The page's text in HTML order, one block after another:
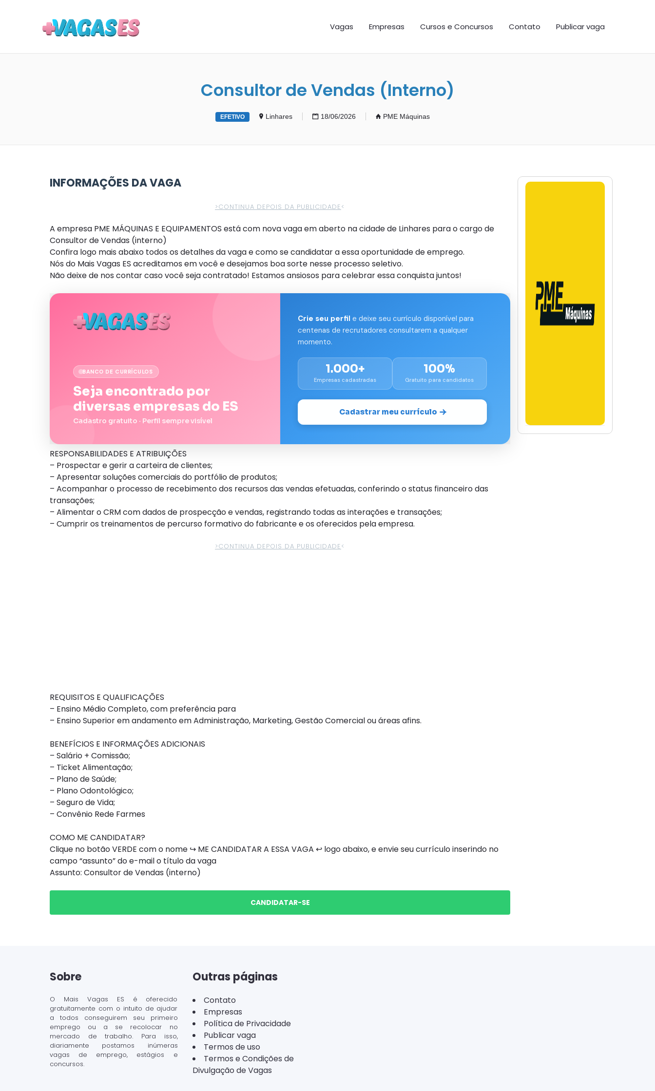
Vagas Empresas Cursos e Concursos Contato Publicar vaga
Consultor de Vendas (Interno)
EFETIVO Linhares 18/06/2026 PME Máquinas
INFORMAÇÕES DA VAGA
>CONTINUA DEPOIS DA PUBLICIDADE<
A empresa PME MÁQUINAS E EQUIPAMENTOS está com nova vaga em aberto na cidade de Linhares para o cargo de
Consultor de Vendas (interno)
Confira logo mais abaixo todos os detalhes da vaga e como se candidatar a essa oportunidade de emprego.
Nós do Mais Vagas ES acreditamos em você e desejamos boa sorte nesse processo seletivo.
Não deixe de nos contar caso você seja contratado! Estamos ansiosos para celebrar essa conquista juntos!
BANCO DE CURRÍCULOS
Seja encontrado por
diversas empresas do ES
Cadastro gratuito · Perfil sempre visível
Crie seu perfil e deixe seu currículo disponível para
centenas de recrutadores consultarem a qualquer
momento.
1.000+
Empresas cadastradas
100%
Gratuito para candidatos
Cadastrar meu currículo
RESPONSABILIDADES E ATRIBUIÇÕES
– Prospectar e gerir a carteira de clientes;
– Apresentar soluções comerciais do portfólio de produtos;
– Acompanhar o processo de recebimento dos recursos das vendas efetuadas, conferindo o status financeiro das
transações;
– Alimentar o CRM com dados de prospecção e vendas, registrando todas as interações e transações;
– Cumprir os treinamentos de percurso formativo do fabricante e os oferecidos pela empresa.
>CONTINUA DEPOIS DA PUBLICIDADE<
REQUISITOS E QUALIFICAÇÕES
– Ensino Médio Completo, com preferência para
– Ensino Superior em andamento em Administração, Marketing, Gestão Comercial ou áreas afins.
BENEFÍCIOS E INFORMAÇÕES ADICIONAIS
– Salário + Comissão;
– Ticket Alimentação;
– Plano de Saúde;
– Plano Odontológico;
– Seguro de Vida;
– Convênio Rede Farmes
COMO ME CANDIDATAR?
Clique no botão VERDE com o nome ↪ ME CANDIDATAR A ESSA VAGA ↩ logo abaixo, e envie seu currículo inserindo no
campo “assunto” do e-mail o título da vaga
Assunto: Consultor de Vendas (interno)
CANDIDATAR-SE
Sobre
O Mais Vagas ES é oferecido
gratuitamente com o intuito de ajudar
a todos conseguirem seu primeiro
emprego ou a se recolocar no
mercado de trabalho. Para isso,
diariamente postamos inúmeras
vagas de emprego, estágios e
concursos.
Outras páginas
Contato
Empresas
Política de Privacidade
Publicar vaga
Termos de uso
Termos e Condições de
Divulgação de Vagas